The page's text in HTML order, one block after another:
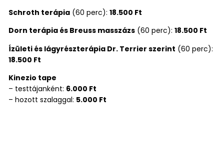
Schroth terápia(60 perc): 18.500 Ft
Dorn terápia és Breuss masszázs(60 perc): 18.500 Ft
Ízületi és lágyrészterápia Dr. Terrier szerint (60 perc):
18.500 Ft
Kinezio tape
– testtájanként: 6.000 Ft
– hozott szalaggal: 5.000 Ft